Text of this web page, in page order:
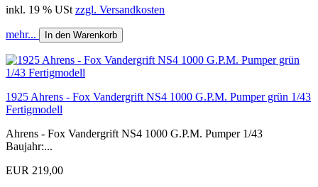
inkl. 19 % USt zzgl. Versandkosten
mehr... In den Warenkorb
1925 Ahrens - Fox Vandergrift NS4 1000 G.P.M. Pumper grün 1/43
Fertigmodell
Ahrens - Fox Vandergrift NS4 1000 G.P.M. Pumper 1/43
Baujahr:...
EUR 219,00